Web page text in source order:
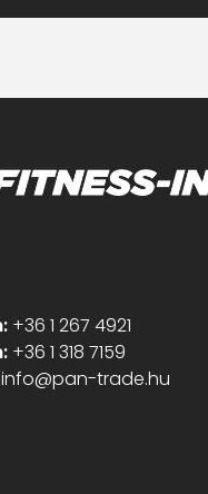
+36 1 267 4921
+36 1 318 7159
info@pan-trade.hu